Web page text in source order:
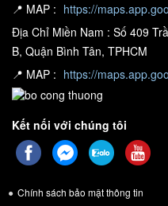
📍 MAP : https://
Địa Chỉ Miền Nam : Số 409
B, Quận Bình Tân, TPHCM
📍 MAP : https://
Kết nối với chúng tôi
Chính sách bảo mật thông tin